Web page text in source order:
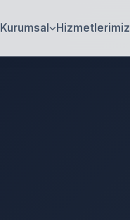
Kurumsal Hizmetlerimiz